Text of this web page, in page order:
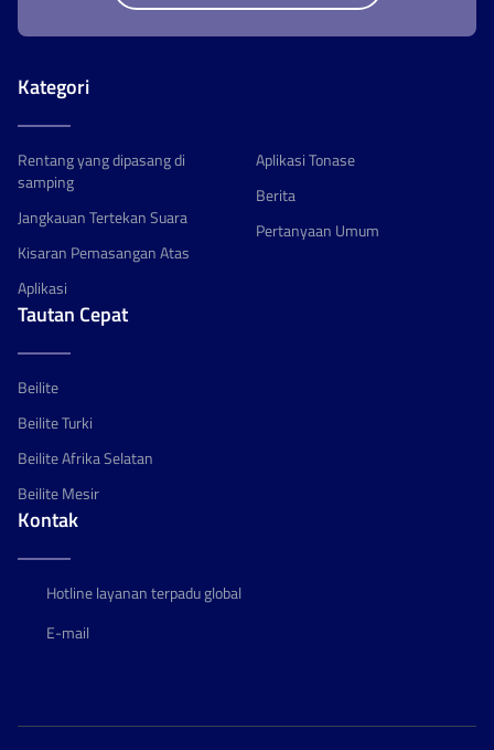
Kategori
Rentang yang dipasang di
samping
Jangkauan Tertekan Suara
Kisaran Pemasangan Atas
Aplikasi
Aplikasi Tonase
Berita
Pertanyaan Umum
Tautan Cepat
Beilite
Beilite Turki
Beilite Afrika Selatan
Beilite Mesir
Kontak
Hotline layanan terpadu global
E-mail